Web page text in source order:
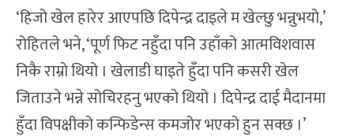
‘हिजो खेल हारेर आएपछि दिपेन्द्र दाइले म खेल्छु भन्नुभयो,’
रोहितले भने, ‘पूर्ण फिट नहुँदा पनि उहाँको आत्मविशवास
निकै राम्रो थियो । खेलाडी घाइते हुँदा पनि कसरी खेल
जिताउने भन्ने सोचिरहनु भएको थियो । दिपेन्द्र दाई मैदानमा
हुँदा विपक्षीको कन्फिडेन्स कमजोर भएको हुन सक्छ ।’